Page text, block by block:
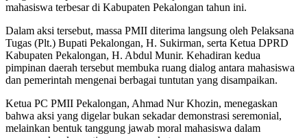
mahasiswa terbesar di Kabupaten Pekalongan tahun ini.
Dalam aksi tersebut, massa PMII diterima langsung oleh Pelaksana
Tugas (Plt.) Bupati Pekalongan, H. Sukirman, serta Ketua DPRD
Kabupaten Pekalongan, H. Abdul Munir. Kehadiran kedua
pimpinan daerah tersebut membuka ruang dialog antara mahasiswa
dan pemerintah mengenai berbagai tuntutan yang disampaikan.
Ketua PC PMII Pekalongan, Ahmad Nur Khozin, menegaskan
bahwa aksi yang digelar bukan sekadar demonstrasi seremonial,
melainkan bentuk tanggung jawab moral mahasiswa dalam